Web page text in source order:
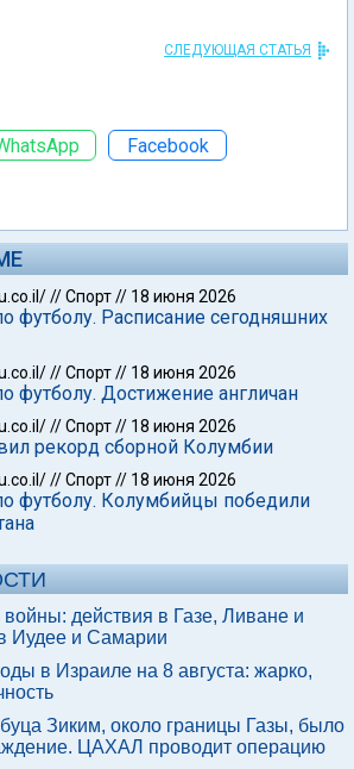
СЛЕДУЮЩАЯ СТАТЬЯ
Facebook
//Спорт// 18 июня 2026
футболу. Расписание сегодняшних
//Спорт// 18 июня 2026
футболу. Достижение англичан
//Спорт// 18 июня 2026
рекорд сборной Колумбии
//Спорт// 18 июня 2026
футболу. Колумбийцы победили
войны: действия в Газе, Ливане и
Иудее и Самарии
в Израиле на 8 августа: жарко,
Зиким, около границы Газы, было
ЦАХАЛ проводит операцию